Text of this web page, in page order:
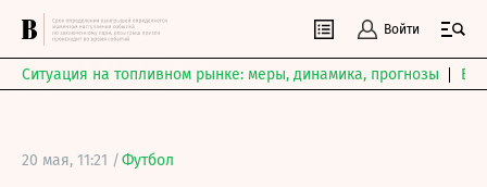
Войти
Ситуация на топливном рынке: меры, динамика, прогнозы
20 мая, 11:21 /Футбол